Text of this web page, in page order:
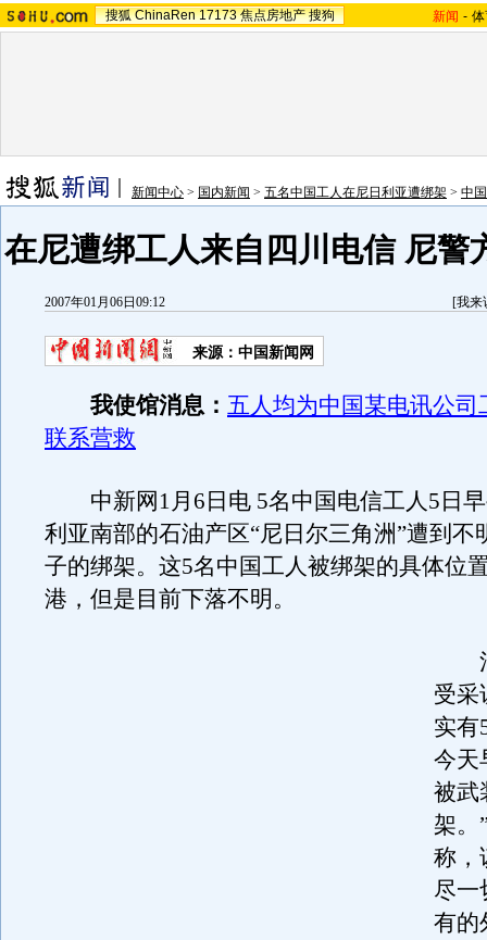
搜狐 ChinaRen 17173 焦点房地产 搜狗 新闻 -
新闻中心 > 国内新闻 > 五名中国工人在尼日利亚遭绑架 > 中
在尼遭绑工人来自四川电信 尼警
2007年01月06日09:12 [我来
来源：中国新闻网
我使馆消息： 五人均为中国某电讯公司
联系营救
中新网1月6日电 5名中国电信工人5日早
利亚南部的石油产区“尼日尔三角洲”遭到不
子的绑架。这5名中国工人被绑架的具体位
港，但是目前下落不明。
消
受采
实有
今天
被武
架。
称，
尽一
有的